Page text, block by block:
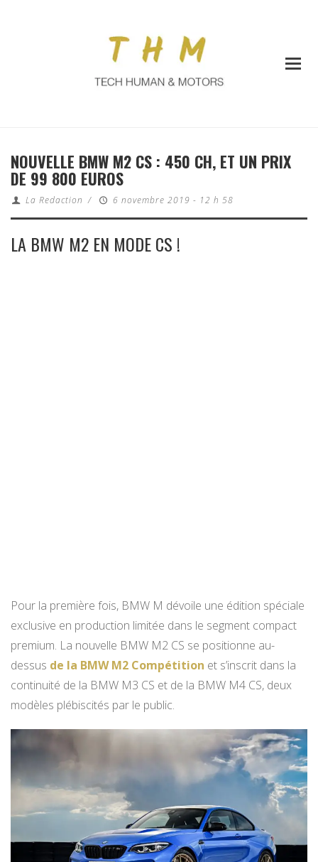
NOUVELLE BMW M2 CS : 450 CH, ET UN PRIX
DE 99 800 EUROS
La Redaction / 6 novembre 2019 - 12 h 58
LA BMW M2 EN MODE CS !
Pour la première fois, BMW M dévoile une édition spéciale
exclusive en production limitée dans le segment compact
premium. La nouvelle BMW M2 CS se positionne au-
dessus de la BMW M2 Compétition et s’inscrit dans la
continuité de la BMW M3 CS et de la BMW M4 CS, deux
modèles plébiscités par le public.